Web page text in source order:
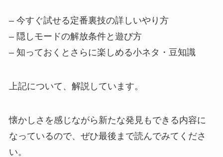
– 今すぐ試せる定番裏技の詳しいやり方
– 隠しモードの解放条件と遊び方
– 知っておくとさらに楽しめる小ネタ・豆知識
上記について、解説しています。
懐かしさを感じながら新たな発見もできる内容に
なっているので、ぜひ最後まで読んでみてくださ
い。